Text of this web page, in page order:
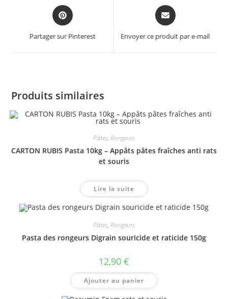
Opens
in
new
Partager sur Pinterest
Opens
in
new
Envoyer ce produit par e-mail
Produits similaires
Pâtes, Rongeurs
CARTON RUBIS Pasta 10kg – Appâts pâtes fraîches anti rats
et souris
Lire la suite
Pâtes, Rongeurs
Pasta des rongeurs Digrain souricide et raticide 150g
12,90 €
Ajouter au panier